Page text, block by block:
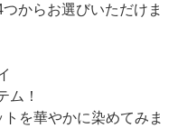
からお選びいただけま
ム！
を華やかに染めてみま